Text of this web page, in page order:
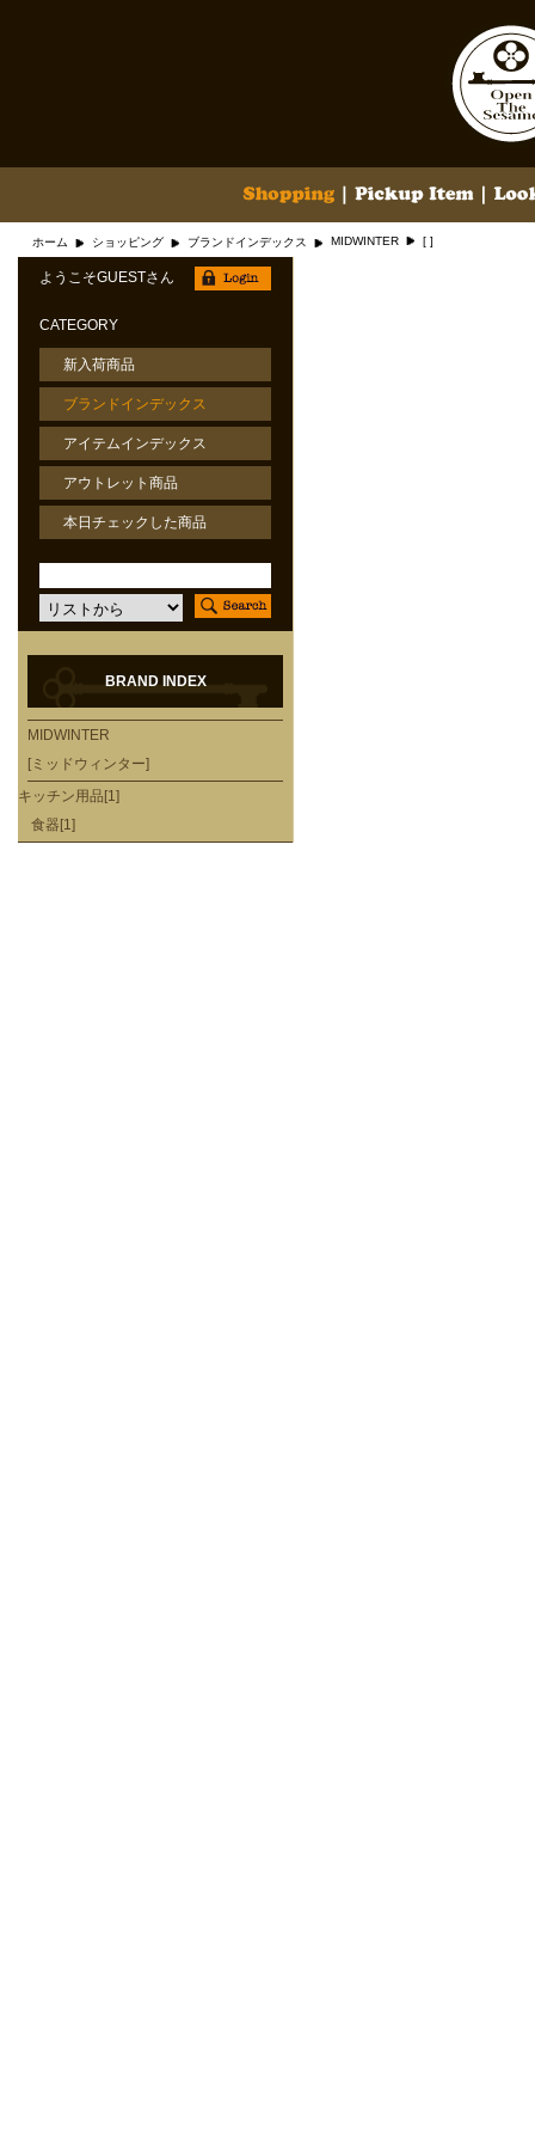
ホーム ショッピング ブランドインデックス MIDWINTER [ ]
ようこそGUESTさん
CATEGORY
新入荷商品
ブランドインデックス
アイテムインデックス
アウトレット商品
本日チェックした商品
BRAND INDEX
MIDWINTER
[ミッドウィンター]
キッチン用品[1]
食器[1]